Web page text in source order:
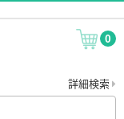
0
詳細検索